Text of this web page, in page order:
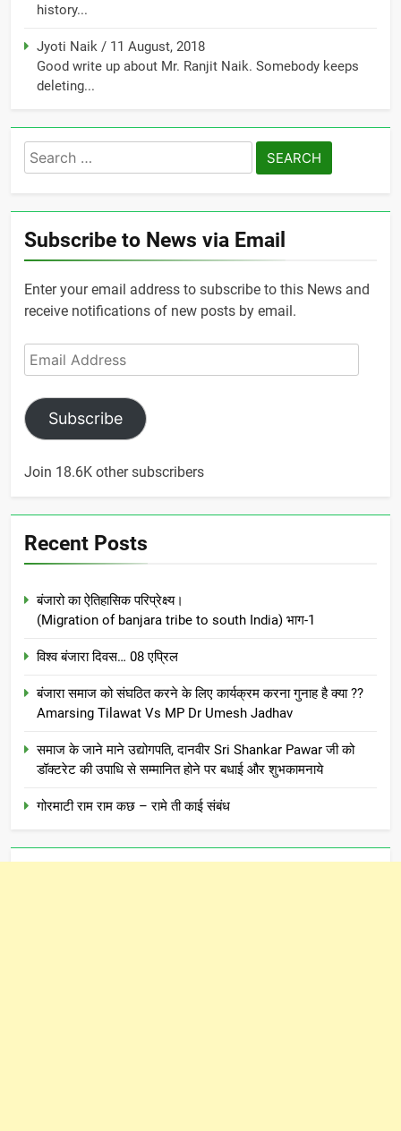
history...
Jyoti Naik / 11 August, 2018
Good write up about Mr. Ranjit Naik. Somebody keeps
deleting...
Search
for:
Subscribe to News via Email
Enter your email address to subscribe to this News and
receive notifications of new posts by email.
Email
Address
Subscribe
Join 18.6K other subscribers
Recent Posts
बंजारो का ऐतिहासिक परिप्रेक्ष्य।
(Migration of banjara tribe to south India) भाग-1
विश्व बंजारा दिवस… 08 एप्रिल
बंजारा समाज को संघठित करने के लिए कार्यक्रम करना गुनाह है क्या ??
Amarsing Tilawat Vs MP Dr Umesh Jadhav
समाज के जाने माने उद्योगपति, दानवीर Sri Shankar Pawar जी को
डॉक्टरेट की उपाधि से सम्मानित होने पर बधाई और शुभकामनाये
गोरमाटी राम राम कछ – रामे ती काई संबंध